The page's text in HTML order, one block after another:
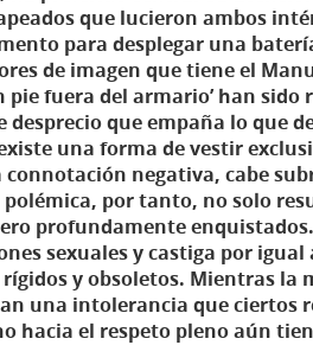
que lucieron ambos
para desplegar una
de imagen que tiene el
pie fuera del armario’ han
desprecio que empaña lo que
una forma de vestir
negativa, cabe
polémica, por tanto, no solo
profundamente
sexuales y castiga por
y obsoletos. Mientras la
una intolerancia que ciertos
hacia el respeto pleno aún